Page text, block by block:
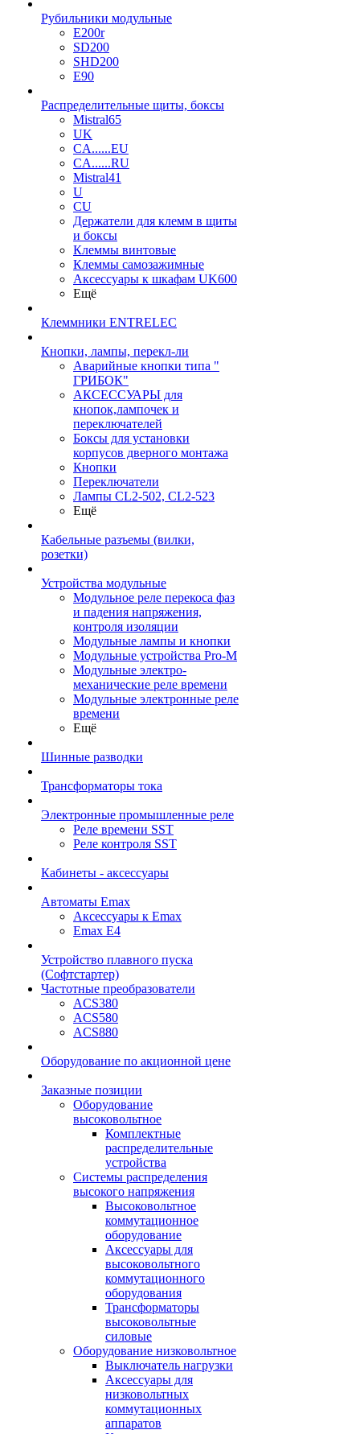
Рубильники модульные
E200r
SD200
SHD200
E90
Распределительные щиты, боксы
Mistral65
UK
CA......EU
CA......RU
Mistral41
U
CU
Держатели для клемм в щиты
и боксы
Клеммы винтовые
Клеммы самозажимные
Аксессуары к шкафам UK600
Ещё
Клеммники ENTRELEC
Кнопки, лампы, перекл-ли
Аварийные кнопки типа "
ГРИБОК"
АКСЕССУАРЫ для
кнопок,лампочек и
переключателей
Боксы для установки
корпусов дверного монтажа
Кнопки
Переключатели
Лампы CL2-502, CL2-523
Ещё
Кабельные разъемы (вилки,
розетки)
Устройства модульные
Модульное реле перекоса фаз
и падения напряжения,
контроля изоляции
Модульные лампы и кнопки
Модульные устройства Pro-M
Модульные электро-
механические реле времени
Модульные электронные реле
времени
Ещё
Шинные разводки
Трансформаторы тока
Электронные промышленные реле
Реле времени SST
Реле контроля SST
Кабинеты - аксессуары
Автоматы Emax
Аксессуары к Emax
Emax E4
Устройство плавного пуска
(Софтстартер)
Частотные преобразователи
ACS380
ACS580
ACS880
Оборудование по акционной цене
Заказные позиции
Оборудование
высоковольтное
Комплектные
распределительные
устройства
Системы распределения
высокого напряжения
Высоковольтное
коммутационное
оборудование
Аксессуары для
высоковольтного
коммутационного
оборудования
Трансформаторы
высоковольтные
силовые
Оборудование низковольтное
Выключатель нагрузки
Аксессуары для
низковольтных
коммутационных
аппаратов